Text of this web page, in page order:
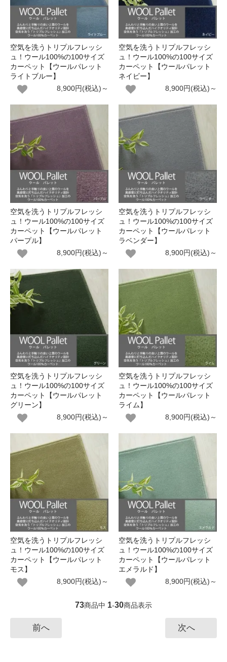
空気を洗うトリプルフレッシ
ュ！ウール100%の100サイズ
カーペット【ウールパレット
ライトブルー】
8,900円(税込)～
空気を洗うトリプルフレッシ
ュ！ウール100%の100サイズ
カーペット【ウールパレット
ネイビー】
8,900円(税込)～
空気を洗うトリプルフレッシ
ュ！ウール100%の100サイズ
カーペット【ウールパレット
パープル】
8,900円(税込)～
空気を洗うトリプルフレッシ
ュ！ウール100%の100サイズ
カーペット【ウールパレット
ラベンダー】
8,900円(税込)～
空気を洗うトリプルフレッシ
ュ！ウール100%の100サイズ
カーペット【ウールパレット
グリーン】
8,900円(税込)～
空気を洗うトリプルフレッシ
ュ！ウール100%の100サイズ
カーペット【ウールパレット
ライム】
8,900円(税込)～
空気を洗うトリプルフレッシ
ュ！ウール100%の100サイズ
カーペット【ウールパレット
モス】
8,900円(税込)～
空気を洗うトリプルフレッシ
ュ！ウール100%の100サイズ
カーペット【ウールパレット
エメラルド】
8,900円(税込)～
73商品中 1-30商品表示
前へ 次へ